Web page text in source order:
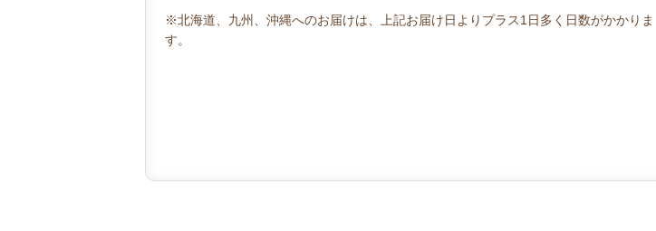
※北海道、九州、沖縄へのお届けは、上記お届け日よりプラス1日多く日数がかかりま
す。